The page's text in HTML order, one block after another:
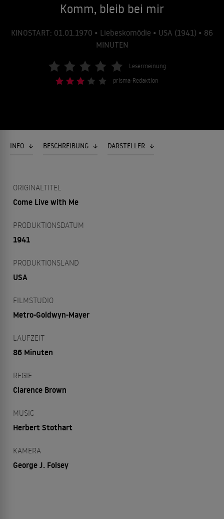
Komm, bleib bei mir
KINOSTART: 01.01.1970 • Liebeskomödie • USA (1941) • 86
MINUTEN
Lesermeinung
prisma-Redaktion
INFO BESCHREIBUNG DARSTELLER
ORIGINALTITEL
Come Live with Me
PRODUKTIONSDATUM
1941
PRODUKTIONSLAND
USA
FILMSTUDIO
Metro-Goldwyn-Mayer
LAUFZEIT
86 Minuten
REGIE
Clarence Brown
MUSIC
Herbert Stothart
KAMERA
George J. Folsey